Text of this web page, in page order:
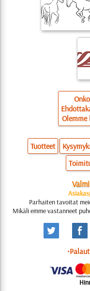
Tuotteet
Parhaiten tavoitat
Mikäli emme vastanneet